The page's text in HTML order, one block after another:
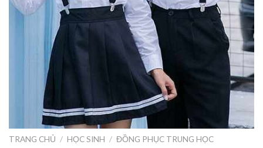
TRANG CHỦ / HỌC SINH / ĐỒNG PHỤC TRUNG HỌC